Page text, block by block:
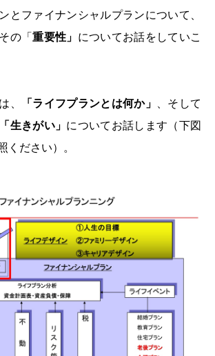
とファイナンシャルプランについて、
の「重要性 」 についてお話をしていこ
、 「ライフプランとは何か」
、そして
「生きがい」 についてお話します（下図
ください）。